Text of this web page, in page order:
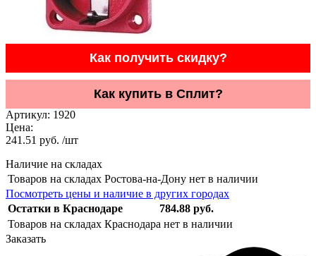
Как получить скидку?
Как купить в Сплит?
Артикул: 1920
Цена:
241.51 руб. /шт
Наличие на складах
Товаров на складах Ростова-на-Дону нет в наличии
Посмотреть цены и наличие в других городах
Остатки в Краснодаре
784.88 руб.
Товаров на складах Краснодара нет в наличии
Заказать